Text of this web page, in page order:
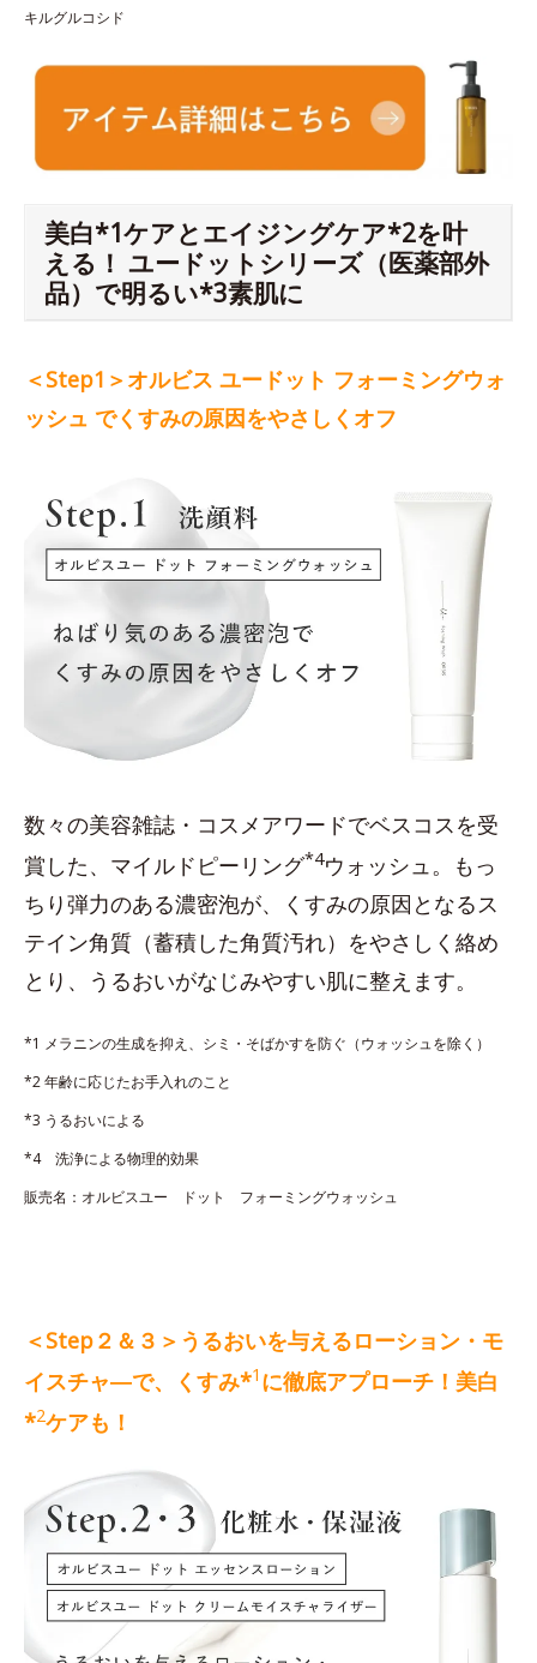
キルグルコシド
美白*1ケアとエイジングケア*2を叶
える！ ユードットシリーズ（医薬部外
品）で明るい*3素肌に
＜Step1＞オルビス ユードット フォーミングウォ
ッシュ でくすみの原因をやさしくオフ
数々の美容雑誌・コスメアワードでベスコスを受
賞した、マイルドピーリング*4ウォッシュ。もっ
ちり弾力のある濃密泡が、くすみの原因となるス
テイン角質（蓄積した角質汚れ）をやさしく絡め
とり、うるおいがなじみやすい肌に整えます。
*1 メラニンの生成を抑え、シミ・そばかすを防ぐ（ウォッシュを除く）
*2 年齢に応じたお手入れのこと
*3 うるおいによる
*4 洗浄による物理的効果
販売名：オルビスユー ドット フォーミングウォッシュ
＜Step２＆３＞うるおいを与えるローション・モ
イスチャ―で、くすみ*1 に徹底アプローチ！美白
*2ケアも！